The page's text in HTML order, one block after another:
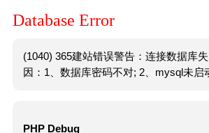
Database Error
(1040) 365建站错误警告：连接数据库
因：1、数据库密码不对; 2、mysql未启
PHP Debug